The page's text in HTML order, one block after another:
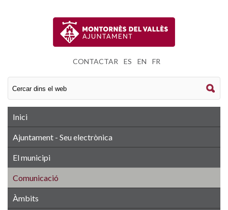
CONTACTAR ES EN FR
Inici
Ajuntament - Seu electrònica
El municipi
Comunicació
Àmbits